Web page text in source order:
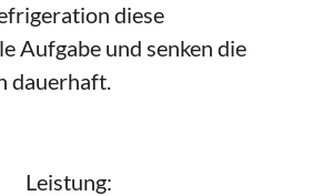
diese
Aufgabe und senken die
dauerhaft.
Leistung: